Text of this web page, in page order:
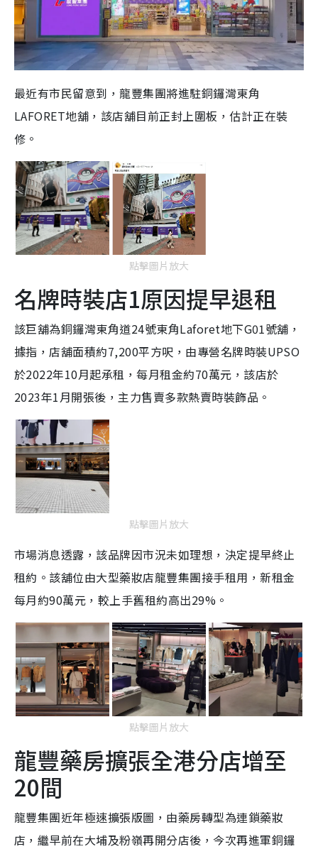
最近有市民留意到，龍豐集團將進駐銅鑼灣東角
LAFORET地舖，該店舖目前正封上圍板，估計正在裝
修。
點擊圖片放大
名牌時裝店1原因提早退租
該巨舖為銅鑼灣東角道24號東角Laforet地下G01號舖，
據指，店舖面積約7,200平方呎，由專營名牌時裝UPSO
於2022年10月起承租，每月租金約70萬元，該店於
2023年1月開張後，主力售賣多款熱賣時裝飾品。
點擊圖片放大
市場消息透露，該品牌因市況未如理想，決定提早終止
租約。該舖位由大型藥妝店龍豐集團接手租用，新租金
每月約90萬元，較上手舊租約高出29%。
點擊圖片放大
龍豐藥房擴張全港分店增至
20間
龍豐集團近年極速擴張版圖，由藥房轉型為連鎖藥妝
店，繼早前在大埔及粉嶺再開分店後，今次再進軍銅鑼